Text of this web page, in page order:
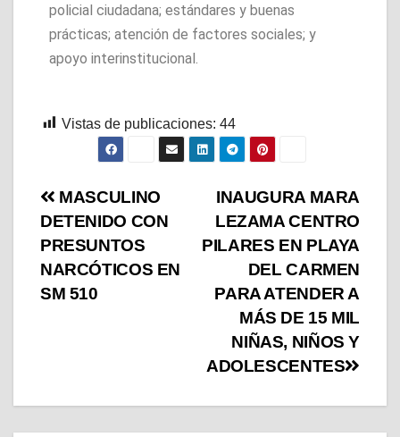
policial ciudadana; estándares y buenas
prácticas; atención de factores sociales; y
apoyo interinstitucional.
Vistas de publicaciones: 44
INAUGURA MARA
LEZAMA CENTRO
PILARES EN PLAYA
DEL CARMEN
PARA ATENDER A
MÁS DE 15 MIL
NIÑAS, NIÑOS Y
ADOLESCENTES
MASCULINO
DETENIDO CON
PRESUNTOS
NARCÓTICOS EN
SM 510